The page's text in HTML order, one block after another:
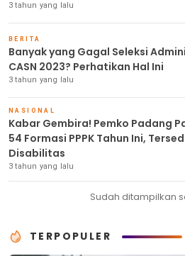
3 tahun yang lalu
BERITA
Banyak yang Gagal Seleksi
CASN 2023? Perhatikan Hal Ini
3 tahun yang lalu
NASIONAL
Kabar Gembira! Pemko Padang
54 Formasi PPPK Tahun Ini,
Disabilitas
3 tahun yang lalu
Sudah ditampilkan
TERPOPULER